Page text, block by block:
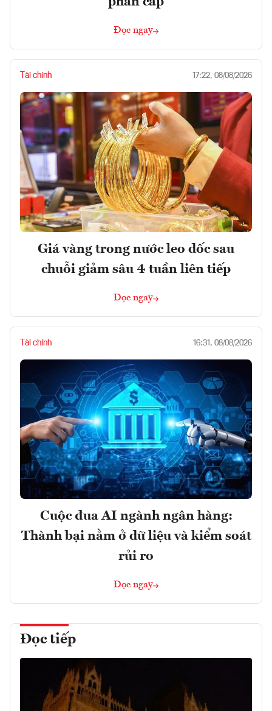
Đọc ngay
Tài chính 17:22, 08/08/2026
Giá vàng trong nước leo dốc sau
chuỗi giảm sâu 4 tuần liên tiếp
Đọc ngay
Tài chính 16:31, 08/08/2026
Cuộc đua AI ngành ngân hàng:
Thành bại nằm ở dữ liệu và kiểm soát
rủi ro
Đọc ngay
Đọc tiếp